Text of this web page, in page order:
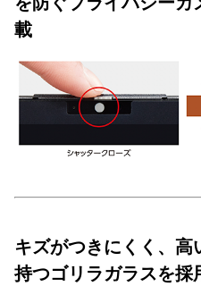
載
キズがつきにくく、
持つゴリラガラスを採